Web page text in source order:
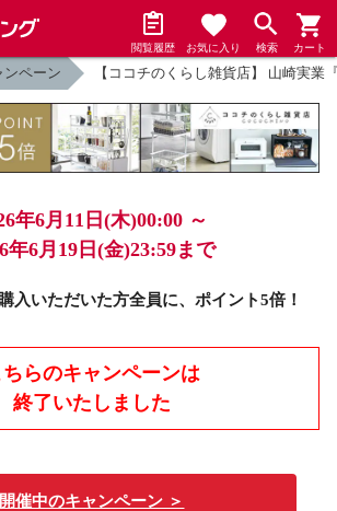
閲覧履歴 お気に入り 検索 カート
ンペーン 【ココチのくらし雑貨店】 山崎実業
年6月11日(木)00:00 ～
年6月19日(金)23:59まで
入いただいた方全員に、ポイント5倍！
ちらのキャンペーンは
終了いたしました
開催中のキャンペーン ＞